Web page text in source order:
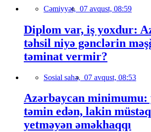
Cəmiyyət, 07 avqust, 08:59
Diplom var, iş yoxdur:
təhsil niyə gənclərin
təminat vermir?
Sosial sahə, 07 avqust, 08:53
Azərbaycan minimumu:
təmin edən, lakin
yetməyən əməkhaqqı